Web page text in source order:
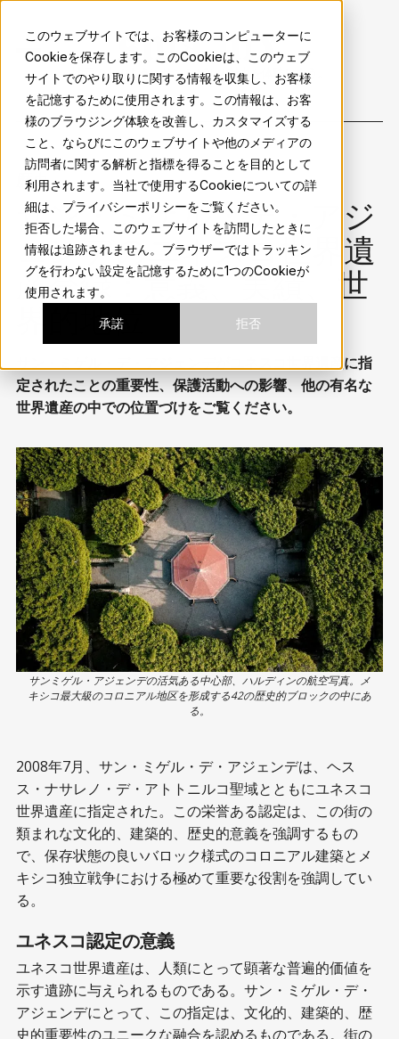
このウェブサイトでは、お客様のコンピューターに
Cookieを保存します。このCookieは、このウェブ
サイトでのやり取りに関する情報を収集し、お客様
を記憶するために使用されます。この情報は、お客
様のブラウジング体験を改善し、カスタマイズする
こと、ならびにこのウェブサイトや他のメディアの
訪問者に関する解析と指標を得ることを目的として
利用されます。当社で使用するCookieについての詳
細は、プライバシーポリシーをご覧ください。
拒否した場合、このウェブサイトを訪問したときに
情報は追跡されません。ブラウザーではトラッキン
グを行わない設定を記憶するために1つのCookieが
使用されます。
承諾 拒否
sma.mx
地元の人のようにサンミゲルの魅力を体験しよう。
歴史
サン・ミゲル・デ・アジ
ェンデのユネスコ世界遺
産登録：意義、実績、世
界的地位
サン・ミゲル・デ・アジェンデがユネスコ世界遺産に指
定されたことの重要性、保護活動への影響、他の有名な
世界遺産の中での位置づけをご覧ください。
サンミゲル・アジェンデの活気ある中心部、ハルディンの航空写真。メ
キシコ最大級のコロニアル地区を形成する42の歴史的ブロックの中にあ
る。
2008年7月、サン・ミゲル・デ・アジェンデは、ヘス
ス・ナサレノ・デ・アトトニルコ聖域とともにユネスコ
世界遺産に指定された。この栄誉ある認定は、この街の
類まれな文化的、建築的、歴史的意義を強調するもの
で、保存状態の良いバロック様式のコロニアル建築とメ
キシコ独立戦争における極めて重要な役割を強調してい
る。
ユネスコ認定の意義
ユネスコ世界遺産は、人類にとって顕著な普遍的価値を
示す遺跡に与えられるものである。サン・ミゲル・デ・
アジェンデにとって、この指定は、文化的、建築的、歴
史的重要性のユニークな融合を認めるものである。街の